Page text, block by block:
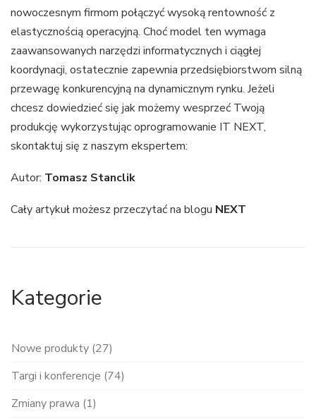
nowoczesnym firmom połączyć wysoką rentowność z
elastycznością operacyjną. Choć model ten wymaga
zaawansowanych narzędzi informatycznych i ciągłej
koordynacji, ostatecznie zapewnia przedsiębiorstwom silną
przewagę konkurencyjną na dynamicznym rynku. Jeżeli
chcesz dowiedzieć się jak możemy wesprzeć Twoją
produkcję wykorzystując oprogramowanie IT NEXT,
skontaktuj się z naszym ekspertem:
Autor: Tomasz Stanclik
Cały artykuł możesz przeczytać na blogu NEXT
Kategorie
Nowe produkty (27)
Targi i konferencje (74)
Zmiany prawa (1)